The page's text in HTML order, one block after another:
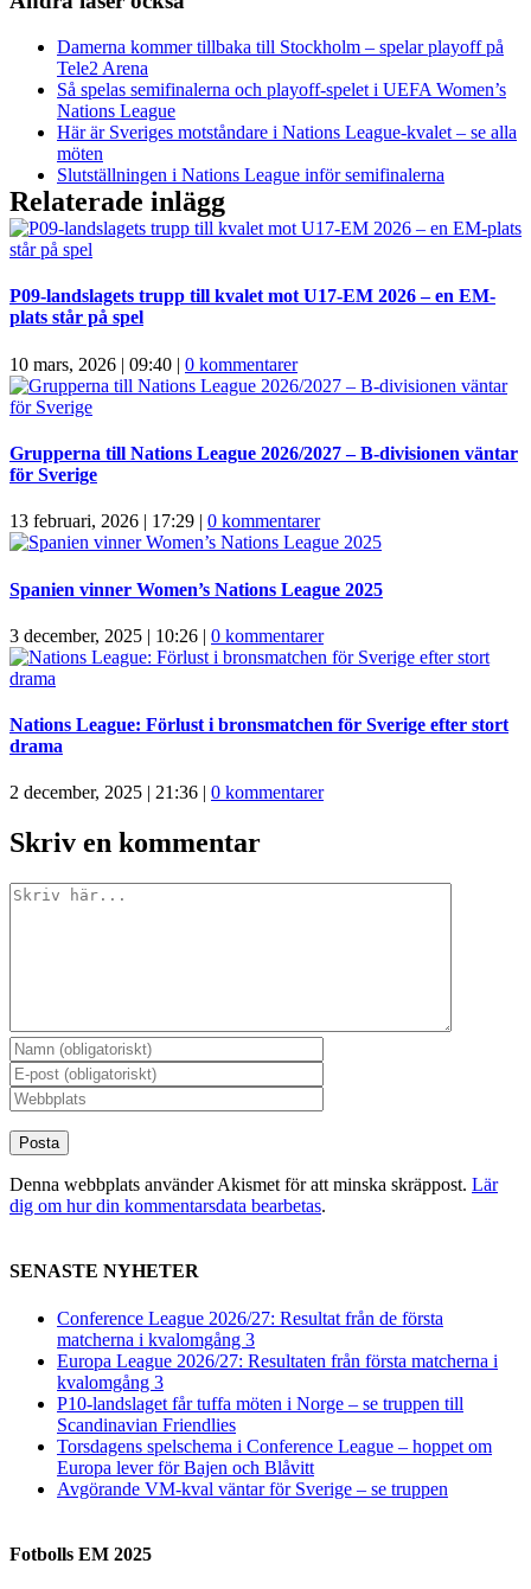
Damerna kommer tillbaka till Stockholm – spelar playoff på
Tele2 Arena
Så spelas semifinalerna och playoff-spelet i UEFA Women’s
Nations League
Här är Sveriges motståndare i Nations League-kvalet – se alla
möten
Slutställningen i Nations League inför semifinalerna
Relaterade inlägg
P09-landslagets trupp till kvalet mot U17-EM 2026 – en EM-
plats står på spel
10 mars, 2026 | 09:40 | 0 kommentarer
Grupperna till Nations League 2026/2027 – B-divisionen väntar
för Sverige
13 februari, 2026 | 17:29 | 0 kommentarer
Spanien vinner Women’s Nations League 2025
3 december, 2025 | 10:26 | 0 kommentarer
Nations League: Förlust i bronsmatchen för Sverige efter stort
drama
2 december, 2025 | 21:36 | 0 kommentarer
Skriv en kommentar
Kommentar
Denna webbplats använder Akismet för att minska skräppost. Lär
dig om hur din kommentarsdata bearbetas.
SENASTE NYHETER
Conference League 2026/27: Resultat från de första
matcherna i kvalomgång 3
Europa League 2026/27: Resultaten från första matcherna i
kvalomgång 3
P10-landslaget får tuffa möten i Norge – se truppen till
Scandinavian Friendlies
Torsdagens spelschema i Conference League – hoppet om
Europa lever för Bajen och Blåvitt
Avgörande VM-kval väntar för Sverige – se truppen
Fotbolls EM 2025